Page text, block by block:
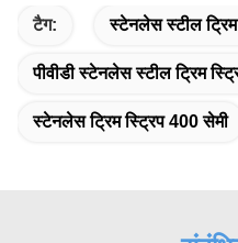
टैग: स्टेनलेस स्टील
पीवीडी स्टेनलेस स्टील ट्रिम
स्टेनलेस ट्रिम स्ट्रिप 400 सेमी